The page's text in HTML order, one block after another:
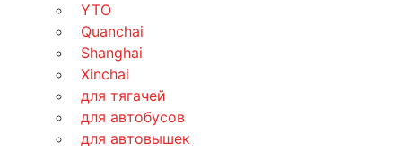
YTO
Quanchai
Shanghai
Xinchai
для тягачей
для автобусов
для автовышек